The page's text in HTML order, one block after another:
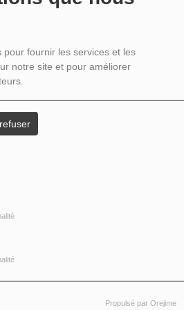
pour fournir les services et les
notre site et pour améliorer
Propulsé par Orejime
semaine consacrée aux libertés associatives
de 1901 : Barbara CHIRON desAnneaux de
d' Fondée à Nantes en 1991,